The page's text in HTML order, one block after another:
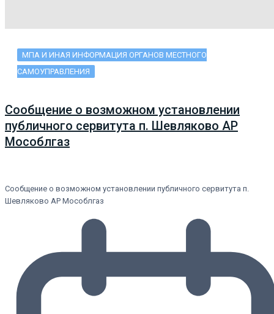
МПА И ИНАЯ ИНФОРМАЦИЯ ОРГАНОВ МЕСТНОГО
САМОУПРАВЛЕНИЯ
Сообщение о возможном установлении
публичного сервитута п. Шевляково АР
Мособлгаз
Сообщение о возможном установлении публичного сервитута п.
Шевляково АР Мособлгаз